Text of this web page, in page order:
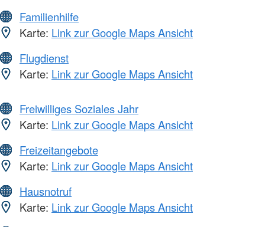
Familienhilfe
Karte: Link zur Google Maps Ansicht
Flugdienst
Karte: Link zur Google Maps Ansicht
Freiwilliges Soziales Jahr
Karte: Link zur Google Maps Ansicht
Freizeitangebote
Karte: Link zur Google Maps Ansicht
Hausnotruf
Karte: Link zur Google Maps Ansicht